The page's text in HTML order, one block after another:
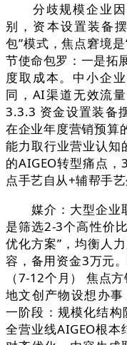
分歧规模企业因
别，资本设置装备
包”模式，焦点窘境
节使命包罗：一是拓
度取成本。中小企
同，AI渠道无效流
3.3.3 资金设置装备
在企业年度营销预算
能力取行业营业认知
的AIGEO转型痛点
点手艺自从+辅帮手艺
媒介：大型企业
是筛选2-3个高性价
优化方案”，均衡人
容，备用资金3万元
（7-12个月） 焦点
地文创产物设想办
一阶段：规模化结
全营业线AIGEO根